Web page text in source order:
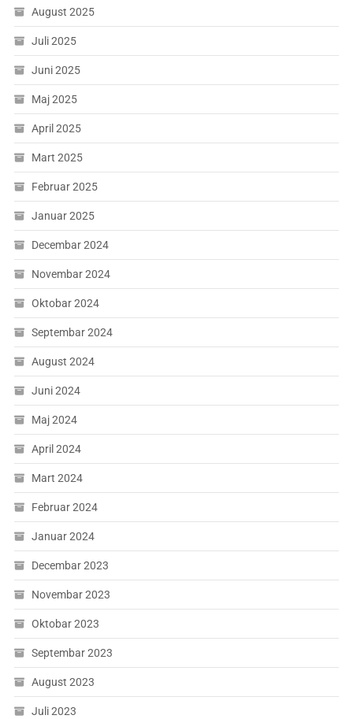
August 2025
Juli 2025
Juni 2025
Maj 2025
April 2025
Mart 2025
Februar 2025
Januar 2025
Decembar 2024
Novembar 2024
Oktobar 2024
Septembar 2024
August 2024
Juni 2024
Maj 2024
April 2024
Mart 2024
Februar 2024
Januar 2024
Decembar 2023
Novembar 2023
Oktobar 2023
Septembar 2023
August 2023
Juli 2023